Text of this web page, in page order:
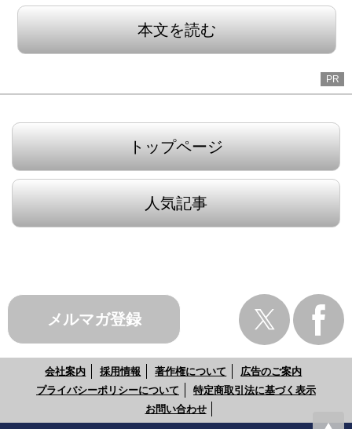
本文を読む
PR
トップページ
人気記事
メルマガ登録
会社案内 採用情報 著作権について
広告のご案内
プライバシーポリシーについて
特定商取引法に基づく表示
お問い合わせ